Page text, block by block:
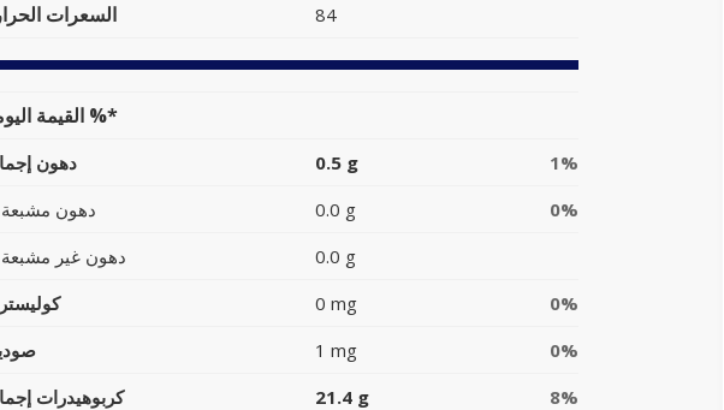
السعرات 84
القيمة اليومية %*
دهون 0.5 g
1%
دهون مشبعة
0.0 g
0%
دهون غير مشبعة
0.0 g
0 mg
0%
1 mg
0%
كربوهيدرات
21.4 g
8%